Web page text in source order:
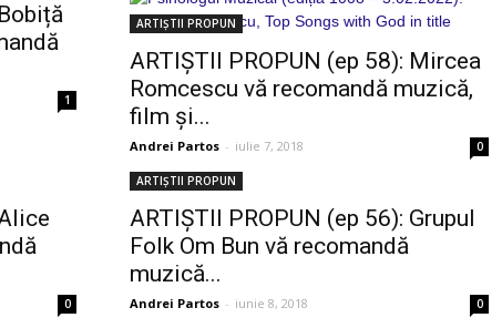
1
ARTIȘTII PROPUN
ARTIȘTII PROPUN (ep 58): Mircea
Romcescu vă recomandă muzică,
film și...
Andrei Partos - iulie 7, 2018 0
0
ARTIȘTII PROPUN
ARTIȘTII PROPUN (ep 56): Grupul
Folk Om Bun vă recomandă
muzică...
Andrei Partos - iunie 8, 2018 0